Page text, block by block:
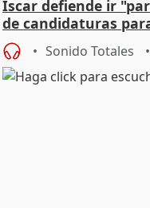
Íscar defiende ir
de candidaturas
Sonido Totales